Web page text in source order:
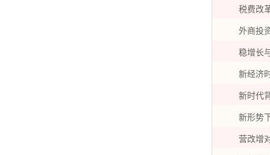
税费改
外商投
稳增长
新经济
新时代
新形势
营改增